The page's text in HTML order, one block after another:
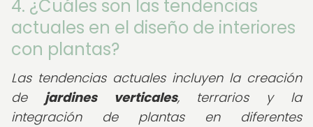
4. ¿Cuáles son las tendencias
actuales en el diseño de interiores
con plantas?
Las tendencias actuales incluyen la creación
de jardines verticales, terrarios y la
integración de plantas en diferentes